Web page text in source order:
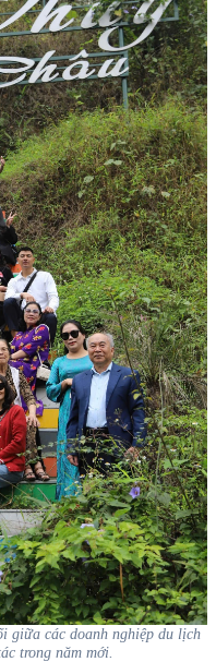
giữa các doanh nghiệp du lịch
trong năm mới.